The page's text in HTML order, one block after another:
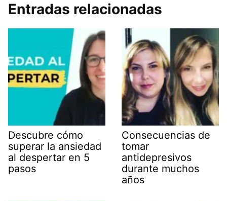
Entradas relacionadas
Descubre cómo
superar la ansiedad
al despertar en 5
pasos
Consecuencias de
tomar
antidepresivos
durante muchos
años